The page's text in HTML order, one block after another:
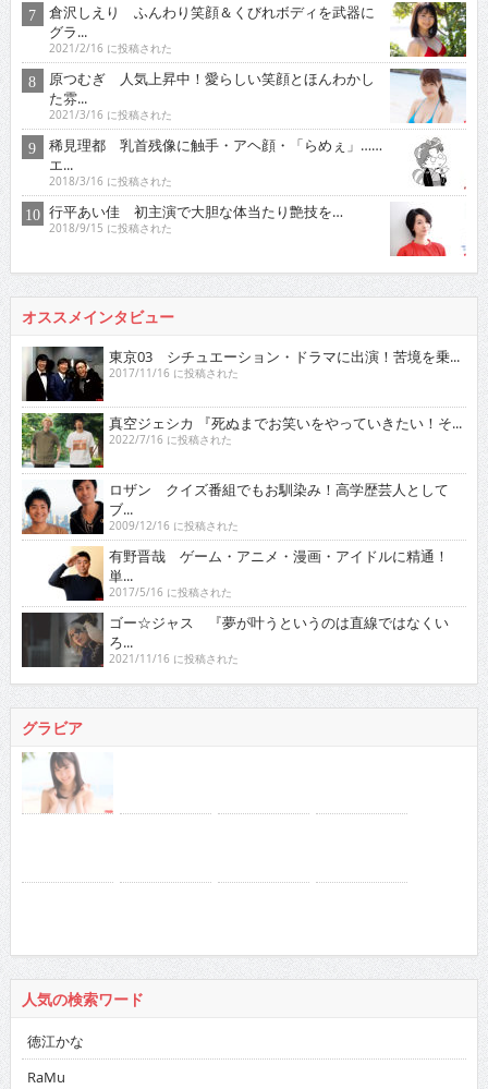
倉沢しえり ふんわり笑顔＆くびれボディを武器に
グラ...
2021/2/16 に投稿された
原つむぎ 人気上昇中！愛らしい笑顔とほんわかし
た雰...
2021/3/16 に投稿された
稀見理都 乳首残像に触手・アヘ顔・「らめぇ」……
エ...
2018/3/16 に投稿された
行平あい佳 初主演で大胆な体当たり艶技を…
2018/9/15 に投稿された
オススメインタビュー
東京03 シチュエーション・ドラマに出演！苦境を乗...
2017/11/16 に投稿された
真空ジェシカ 『死ぬまでお笑いをやっていきたい！そ...
2022/7/16 に投稿された
ロザン クイズ番組でもお馴染み！高学歴芸人として
ブ...
2009/12/16 に投稿された
有野晋哉 ゲーム・アニメ・漫画・アイドルに精通！
単...
2017/5/16 に投稿された
ゴー☆ジャス 『夢が叶うというのは直線ではなくい
ろ...
2021/11/16 に投稿された
グラビア
人気の検索ワード
徳江かな
RaMu